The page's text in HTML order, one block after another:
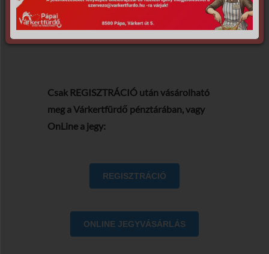
Csak REGISZTRÁCIÓ után vásárolható
meg a Várkertfürdő pénztárában, vagy
OnLine a jegy:
REGISZTRÁCIÓ
ONLINE JEGYVÁSÁRLÁS